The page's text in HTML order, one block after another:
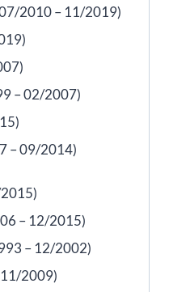
2010 – 11/2019)
– 02/2007)
– 09/2014)
– 12/2015)
– 12/2002)
2009)